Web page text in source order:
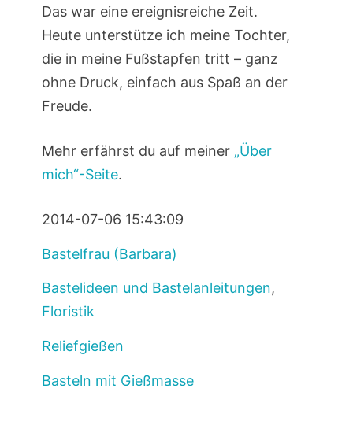
Das war eine ereignisreiche Zeit.
Heute unterstütze ich meine Tochter,
die in meine Fußstapfen tritt – ganz
ohne Druck, einfach aus Spaß an der
Freude.
Mehr erfährst du auf meiner „Über
mich“-Seite.
2014-07-06 15:43:09
Bastelfrau (Barbara)
Bastelideen und Bastelanleitungen,
Floristik
Reliefgießen
Basteln mit Gießmasse